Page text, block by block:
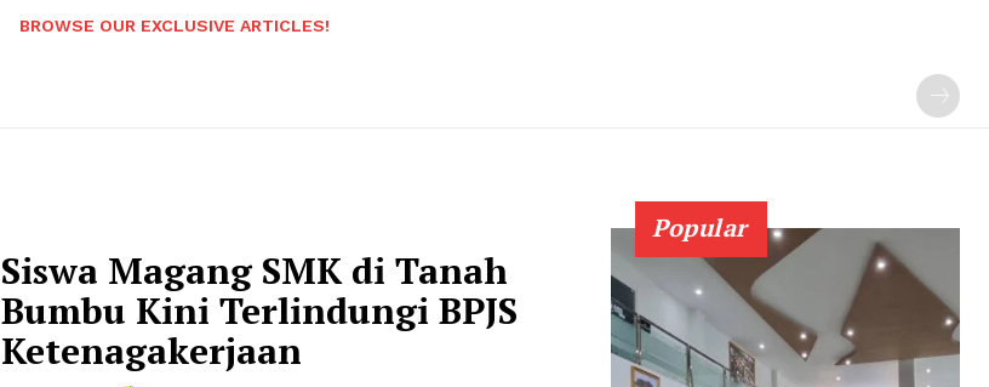
BROWSE OUR EXCLUSIVE ARTICLES!
Siswa Magang SMK di Tanah
Bumbu Kini Terlindungi BPJS
Ketenagakerjaan
Popular